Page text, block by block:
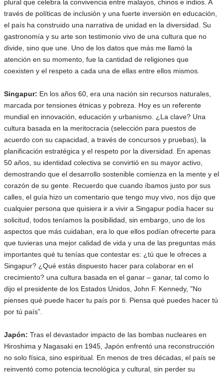
plural que celebra la convivencia entre malayos, chinos e indios. A
través de políticas de inclusión y una fuerte inversión en educación,
el país ha construido una narrativa de unidad en la diversidad. Su
gastronomía y su arte son testimonio vivo de una cultura que no
divide, sino que une. Uno de los datos que más me llamó la
atención en su momento, fue la cantidad de religiones que
coexisten y el respeto a cada una de ellas entre ellos mismos.
Singapur: En los años 60, era una nación sin recursos naturales,
marcada por tensiones étnicas y pobreza. Hoy es un referente
mundial en innovación, educación y urbanismo. ¿La clave? Una
cultura basada en la meritocracia (selección para puestos de
acuerdo con su capacidad, a través de concursos y pruebas), la
planificación estratégica y el respeto por la diversidad. En apenas
50 años, su identidad colectiva se convirtió en su mayor activo,
demostrando que el desarrollo sostenible comienza en la mente y el
corazón de su gente. Recuerdo que cuando íbamos justo por sus
calles, el guía hizo un comentario que tengo muy vivo, nos dijo que
cualquier persona que quisiera ir a vivir a Singapur podía hacer su
solicitud, todos teníamos la posibilidad, sin embargo, uno de los
aspectos que más cuidaban, era lo que ellos podían ofrecerte para
que tuvieras una mejor calidad de vida y una de las preguntas más
importantes qué tu tenías que contestar es: ¿tú que le ofreces a
Singapur? ¿Qué estás dispuesto hacer para colaborar en el
crecimiento? una cultura basada en el ganar – ganar, tal como lo
dijo el presidente de los Estados Unidos, John F. Kennedy, "No
pienses qué puede hacer tu país por ti. Piensa qué puedes hacer tú
por tú país”.
Japón: Tras el devastador impacto de las bombas nucleares en
Hiroshima y Nagasaki en 1945, Japón enfrentó una reconstrucción
no solo física, sino espiritual. En menos de tres décadas, el país se
reinventó como potencia tecnológica y cultural, sin perder su